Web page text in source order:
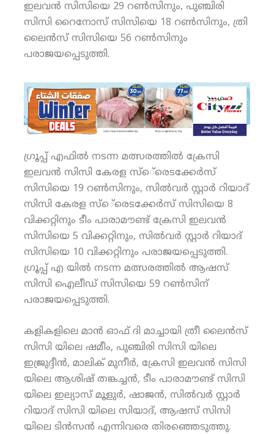
ഇലവന്‍ സിസിയെ 29 റണ്‍സിനും, പുഞ്ചിരി
സിസി റൈനോസ് സിസിയെ 18 റണ്‍സിനും, ത്രി
ലൈന്‍സ് സിസിയെ 56 റണ്‍സിനും
പരാജയപ്പെടുത്തി.
ഗ്രൂപ്പ് എഫില്‍ നടന്ന മത്സരത്തില്‍ ക്രേസി
ഇലവന്‍ സിസി കേരള സ്‌െ്രെടക്കേര്‍സ്
സിസിയെ 19 റണ്‍സിനും, സില്‍വര്‍ സ്റ്റാര്‍ റിയാദ്
സിസി കേരള സ്‌െ്രെടക്കേര്‍സ് സിസിയെ 8
വിക്കറ്റിനും ടീം പാരാമൗണ്ട് ക്രേസി ഇലവന്‍
സിസിയെ 5 വിക്കറ്റിനും, സില്‍വര്‍ സ്റ്റാര്‍ റിയാദ്
സിസിയെ 10 വിക്കറ്റിനും പരാജയപ്പെടുത്തി.
ഗ്രൂപ്പ് എ യില്‍ നടന്ന മത്സരത്തില്‍ ആഷസ്
സിസി ഐലീഡ് സിസിയെ 59 റണ്‍സിന്
പരാജയപ്പെടുത്തി.
കളികളിലെ മാന്‍ ഓഫ് ദി മാച്ചായി ത്രീ ലൈന്‍സ്
സിസി യിലെ ഷമീം, പുഞ്ചിരി സിസി യിലെ
ഇജ്രുദ്ദീന്‍, മാലിക് മുനീര്‍, ക്രേസി ഇലവന്‍ സിസി
യിലെ ആശിഷ് തങ്കച്ചന്‍, ടീം പാരാമൗണ്ട് സിസി
യിലെ ഇല്യാസ് മൂളുര്‍, ഷാജന്‍, സില്‍വര്‍ സ്റ്റാര്‍
റിയാദ് സിസി യിലെ സിയാദ്, ആഷസ് സിസി
യിലെ ടിന്‍സന്‍ എന്നിവരെ തിരഞ്ഞെടുത്തു.